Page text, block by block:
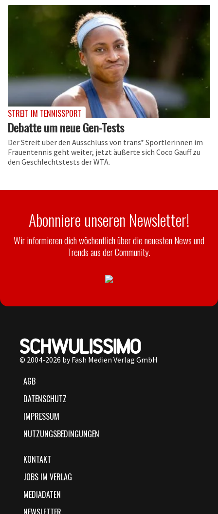
STREIT IM TENNISSPORT
Debatte um neue Gen-Tests
Der Streit über den Ausschluss von trans* Sportlerinnen im
Frauentennis geht weiter, jetzt äußerte sich Coco Gauff zu
den Geschlechtstests der WTA.
Abonniere unseren Newsletter!
Wir informieren dich wöchentlich über die neuesten News und
Trends aus der Community.
© 2004-2026 by Fash Medien Verlag GmbH
AGB
DATENSCHUTZ
IMPRESSUM
NUTZUNGSBEDINGUNGEN
KONTAKT
JOBS IM VERLAG
MEDIADATEN